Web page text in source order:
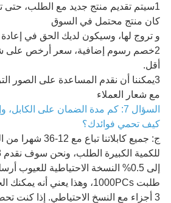
1سيتم تقديم منتج جديد مع الطلب، حتى
كان منتج محتمل في السوق
و تروج لها، وسيكون لديك الحق في
2خصم رسوم إضافية، سعر أرخص على
أقل.
3يمكننا أن نقدم المساعدة على الصور
مع شعار العملاء
السؤال 7: كم مدة الضمان على الكابل،
كيف تحمي فوائدك؟
ج: جميع كابلاتنا
للكمية الكبيرة الطلب، ونحن سوف نقدم 0.3٪
إلى 0.5% النسخة الاحتياطية للعيوب
طلبت 1000PCs، وهذا يعني أنه يمكنك الحصول على 100
3 أجزاء مع النسخ الاحتياطي. إذا كنت